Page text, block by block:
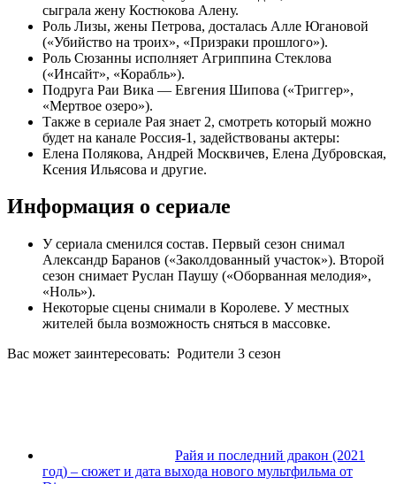
сыграла жену Костюкова Алену.
Роль Лизы, жены Петрова, досталась Алле Югановой
(«Убийство на троих», «Призраки прошлого»).
Роль Сюзанны исполняет Агриппина Стеклова
(«Инсайт», «Корабль»).
Подруга Раи Вика — Евгения Шипова («Триггер»,
«Мертвое озеро»).
Также в сериале Рая знает 2, смотреть который можно
будет на канале Россия-1, задействованы актеры:
Елена Полякова, Андрей Москвичев, Елена Дубровская,
Ксения Ильясова и другие.
Информация о сериале
У сериала сменился состав. Первый сезон снимал
Александр Баранов («Заколдованный участок»). Второй
сезон снимает Руслан Паушу («Оборванная мелодия»,
«Ноль»).
Некоторые сцены снимали в Королеве. У местных
жителей была возможность сняться в массовке.
Вас может заинтересовать: Родители 3 сезон
Райя и последний дракон (2021
год) – сюжет и дата выхода нового мультфильма от